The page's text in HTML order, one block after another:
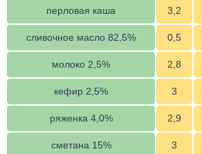
перловая каша 3,2
сливочное масло 82,5% 0,5
молоко 2,5% 2,8
кефир 2,5% 3
ряженка 4,0% 2,9
сметана 15% 3